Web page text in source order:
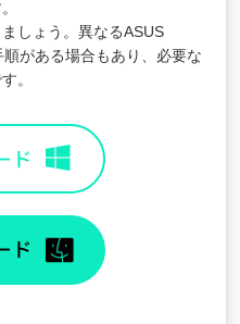
しょう。異なるASUS
がある場合もあり、必要な
。